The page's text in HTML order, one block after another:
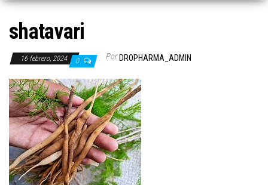
shatavari
16 febrero, 2024 0 Por DROPHARMA_ADMIN